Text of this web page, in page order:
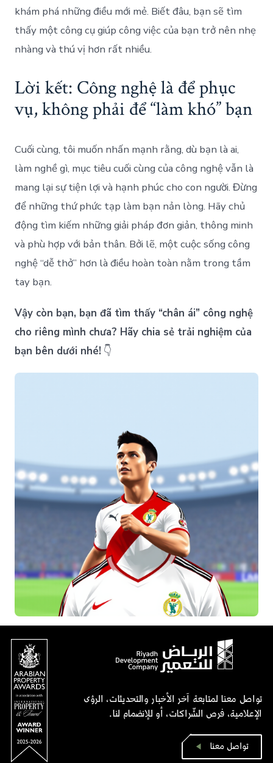
khám phá những điều mới mẻ. Biết đâu, bạn sẽ tìm
thấy một công cụ giúp công việc của bạn trở nên nhẹ
nhàng và thú vị hơn rất nhiều.
Lời kết: Công nghệ là để phục
vụ, không phải để “làm khó” bạn
Cuối cùng, tôi muốn nhấn mạnh rằng, dù bạn là ai,
làm nghề gì, mục tiêu cuối cùng của công nghệ vẫn là
mang lại sự tiện lợi và hạnh phúc cho con người. Đừng
để những thứ phức tạp làm bạn nản lòng. Hãy chủ
động tìm kiếm những giải pháp đơn giản, thông minh
và phù hợp với bản thân. Bởi lẽ, một cuộc sống công
nghệ “dễ thở” hơn là điều hoàn toàn nằm trong tầm
tay bạn.
Vậy còn bạn, bạn đã tìm thấy “chân ái” công nghệ
cho riêng mình chưa? Hãy chia sẻ trải nghiệm của
bạn bên dưới nhé! 👇
تواصل معنا لمتابعة آخر الأخبار والتحديثات، الرؤى
الإعلامية، فرص الشّراكات، أو للإنضمام لنا.
تواصل معنا